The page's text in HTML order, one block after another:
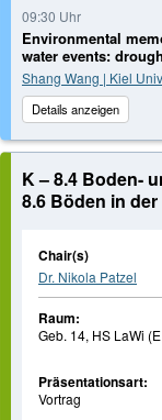
09:30 Uhr
Environmental
water events:
Shang Wang | Kiel
Details anzeigen
K – 8.4 Boden-
8.6 Böden in
Chair(s)
Dr. Nikola Patzel
Raum:
Geb. 14, HS LaWi
Präsentationsart:
Vortrag